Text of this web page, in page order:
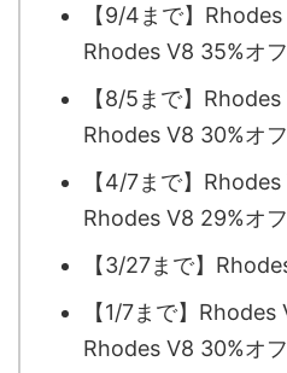
【9/4まで】
Rhodes V8 35%オフ
【8/5まで】
Rhodes V8 30%オフ
【4/7まで】
Rhodes V8 29%オフ
【3/27まで】
【1/7まで】
Rhodes V8 30%オフ